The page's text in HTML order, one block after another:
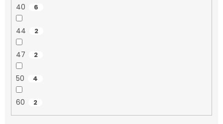
40 6
44 2
47 2
50 4
60 2